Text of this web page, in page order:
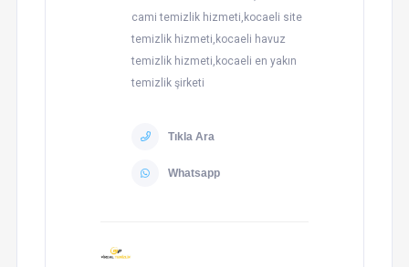
cami temizlik hizmeti,kocaeli site
temizlik hizmeti,kocaeli havuz
temizlik hizmeti,kocaeli en yakın
temizlik şirketi
Tıkla Ara
Whatsapp